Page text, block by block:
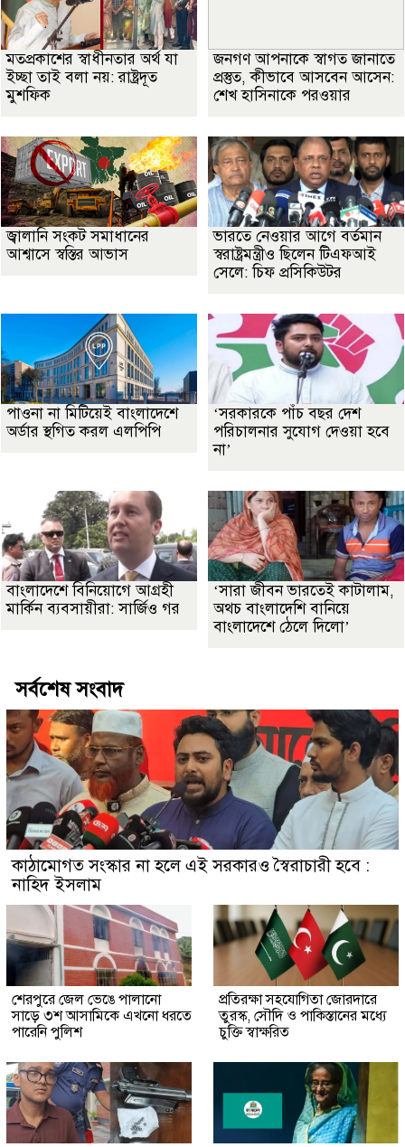
মতপ্রকাশের স্বাধীনতার অর্থ যা
ইচ্ছা তাই বলা নয়: রাষ্ট্রদূত
মুশফিক
জনগণ আপনাকে স্বাগত জানাতে
প্রস্তুত, কীভাবে আসবেন আসেন:
শেখ হাসিনাকে পরওয়ার
জ্বালানি সংকট সমাধানের
আশ্বাসে স্বস্তির আভাস
ভারতে নেওয়ার আগে বর্তমান
স্বরাষ্ট্রমন্ত্রীও ছিলেন টিএফআই
সেলে: চিফ প্রসিকিউটর
পাওনা না মিটিয়েই বাংলাদেশে
অর্ডার স্থগিত করল এলপিপি
‘সরকারকে পাঁচ বছর দেশ
পরিচালনার সুযোগ দেওয়া হবে
না’
বাংলাদেশে বিনিয়োগে আগ্রহী
মার্কিন ব্যবসায়ীরা: সার্জিও গর
‘সারা জীবন ভারতেই কাটালাম,
অথচ বাংলাদেশি বানিয়ে
বাংলাদেশে ঠেলে দিলো’
সর্বশেষ সংবাদ
কাঠামোগত সংস্কার না হলে এই সরকারও স্বৈরাচারী হবে :
নাহিদ ইসলাম
শেরপুরে জেল ভেঙে পালানো
সাড়ে ৩শ আসামিকে এখনো ধরতে
পারেনি পুলিশ
প্রতিরক্ষা সহযোগিতা জোরদারে
তুরস্ক, সৌদি ও পাকিস্তানের মধ্যে
চুক্তি স্বাক্ষরিত